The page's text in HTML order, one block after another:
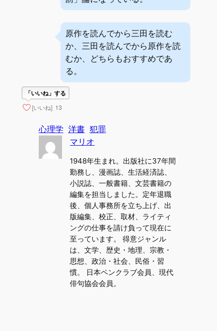
原作を読んでから三田を読む
か、三田を読んでから原作を読
むか、どちらもおすすめであ
る。
「いいね」する
[いいね] 13
心理学 洋書 犯罪
マリオ
1948年生まれ。出版社に37年間
勤務し、漫画誌、生活経済誌、
小説誌、一般書籍、文芸書籍の
編集を担当しました。定年退職
後、個人事務所を立ち上げ、出
版編集、校正、取材、ライティ
ングの仕事を請け負って現在に
至っています。 得意ジャンル
は、文学、歴史・地理、宗教・
思想、政治・社会、民俗・習
慣。 日本ペンクラブ会員、現代
俳句協会会員。